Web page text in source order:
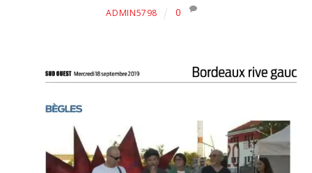
ADMIN5798 0